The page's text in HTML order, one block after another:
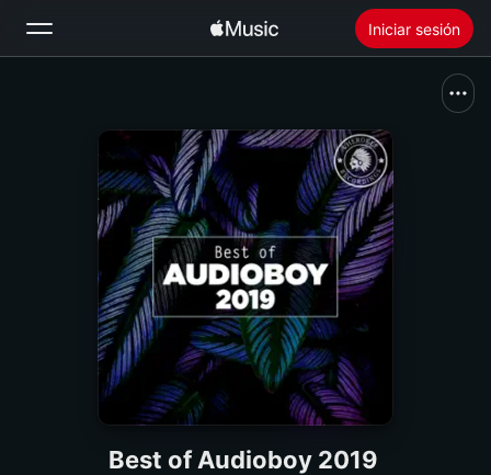
Iniciar sesión
Novedades
Instalar Apple Music
Best of Audioboy 2019